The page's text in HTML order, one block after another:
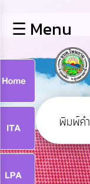
หลัก
ข้อมูล
พื้น
ฐาน
บุคลากร
แผน
ยุทธศาสตร์
☰ Menu